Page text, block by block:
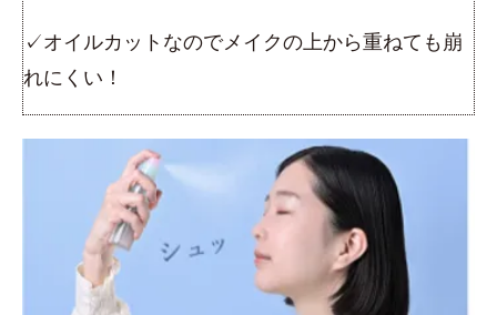
✓オイルカットなのでメイクの上から重ねても崩
れにくい！